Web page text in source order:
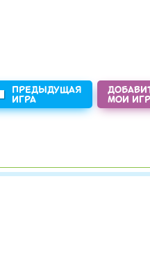
ПРЕДЫДУЩАЯ
ИГРА
МОИ